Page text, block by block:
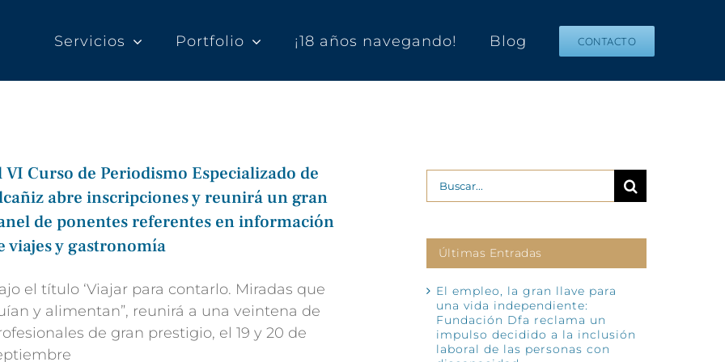
Servicios Portfolio ¡18 años navegando! Blog CONTACTO
VI Curso de Periodismo Especializado de
abre inscripciones y reunirá un gran
de ponentes referentes en información
viajes y gastronomía
el título ‘Viajar para contarlo. Miradas que
y alimentan”, reunirá a una veintena de
de gran prestigio, el 19 y 20 de
Buscar:
Últimas Entradas
El empleo, la gran llave para
una vida independiente:
Fundación Dfa reclama un
impulso decidido a la inclusión
laboral de las personas con